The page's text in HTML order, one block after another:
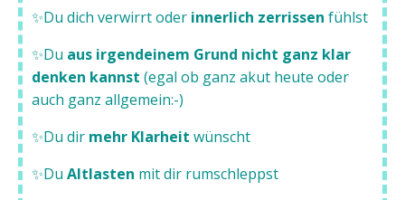
✨Du dich verwirrt oder innerlich zerrissen fühlst
✨Du aus irgendeinem Grund nicht ganz klar
denken kannst (egal ob ganz akut heute oder
auch ganz allgemein:-)
✨Du dir mehr Klarheit wünscht
✨Du Altlasten mit dir rumschleppst